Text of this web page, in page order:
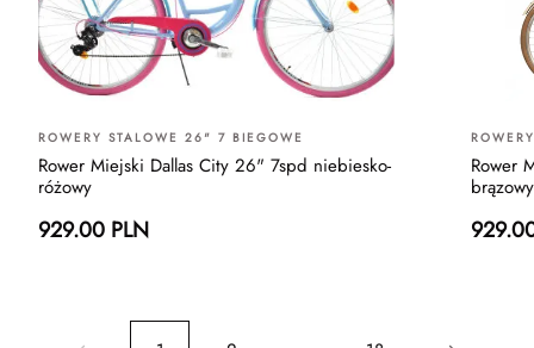
ROWERY STALOWE 26" 7 BIEGOWE
Rower Miejski Dallas City 26" 7spd niebiesko-
różowy
929.00 PLN
Rower
brązowy